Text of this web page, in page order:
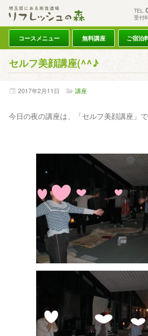
TEL.
受付
コースメニュー 無料講座 ご宿泊
セルフ美顔講座(^^♪
2017年2月11日 講座
今日の夜の講座は、「セルフ美顔講座」で